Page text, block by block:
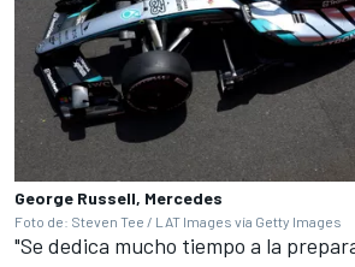
George Russell, Mercedes
Foto de: Steven Tee / LAT Images vía Getty Images
"Se dedica mucho tiempo a la